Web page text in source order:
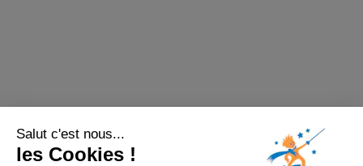
Salut c'est nous...
les Cookies !